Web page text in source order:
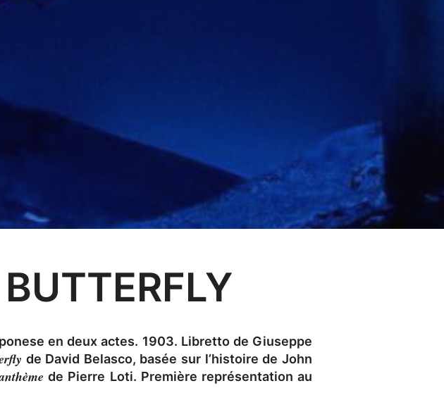
en deux actes. 1903. Libretto de Giuseppe
de David Belasco, basée sur l’histoire de John
de Pierre Loti. Première représentation au